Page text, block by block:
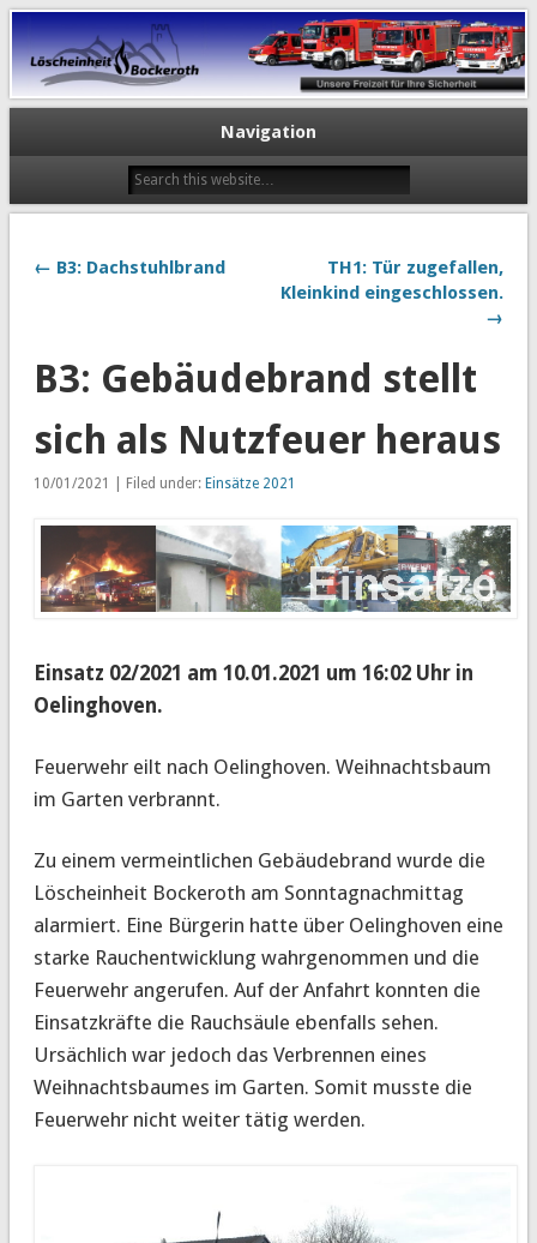
Navigation
← B3: Dachstuhlbrand
TH1: Tür zugefallen,
Kleinkind eingeschlossen.
→
B3: Gebäudebrand stellt
sich als Nutzfeuer heraus
10/01/2021 | Filed under: Einsätze 2021
Einsatz 02/2021 am 10.01.2021 um 16:02 Uhr in
Oelinghoven.
Feuerwehr eilt nach Oelinghoven. Weihnachtsbaum
im Garten verbrannt.
Zu einem vermeintlichen Gebäudebrand wurde die
Löscheinheit Bockeroth am Sonntagnachmittag
alarmiert. Eine Bürgerin hatte über Oelinghoven eine
starke Rauchentwicklung wahrgenommen und die
Feuerwehr angerufen. Auf der Anfahrt konnten die
Einsatzkräfte die Rauchsäule ebenfalls sehen.
Ursächlich war jedoch das Verbrennen eines
Weihnachtsbaumes im Garten. Somit musste die
Feuerwehr nicht weiter tätig werden.